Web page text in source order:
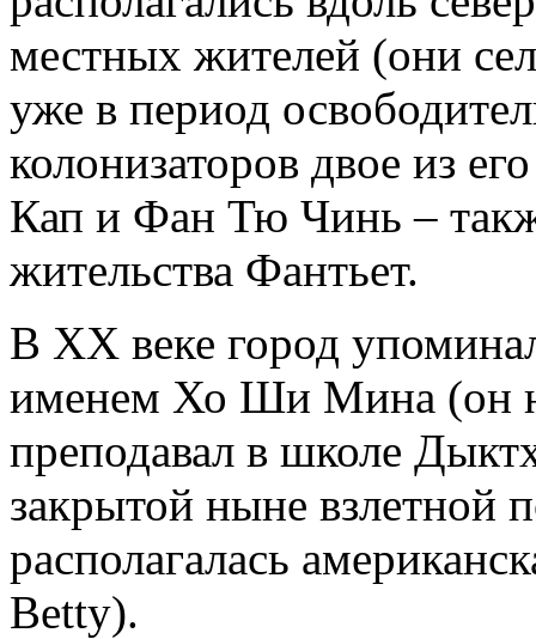
местных жителей (они
уже в период
колонизаторов двое из
Кап и Фан Тю Чинь –
жительства Фантьет.
В ХХ веке город
именем Хо Ши Мина (он
преподавал в школе
закрытой ныне взлетной
располагалась
Betty).